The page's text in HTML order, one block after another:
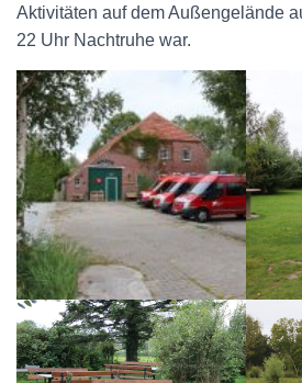
Aktivitäten auf dem Außengelände
22 Uhr Nachtruhe war.